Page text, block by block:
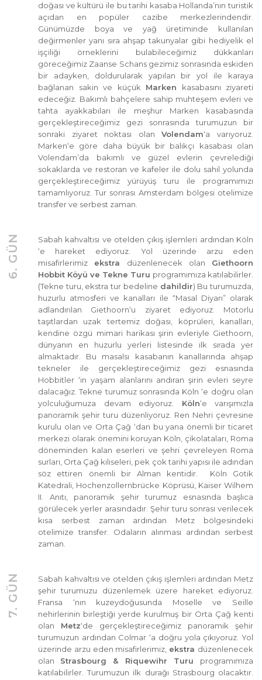
doğası ve kültürü ile bu tarihi kasaba Hollanda’nın turistik
açıdan en popüler cazibe merkezlerindendir.
Günümüzde boya ve yağ üretiminde kullanılan
değirmenler yanı sıra ahşap takunyalar gibi hediyelik el
işçiliği örneklerini bulabileceğimiz dükkanları
göreceğimiz Zaanse Schans gezimiz sonrasında eskiden
bir adayken, doldurularak yapılan bir yol ile karaya
bağlanan sakin ve küçük Marken kasabasını ziyareti
edeceğiz. Bakımlı bahçelere sahip muhteşem evleri ve
tahta ayakkabıları ile meşhur Marken kasabasında
gerçekleştireceğimiz gezi sonrasında turumuzun bir
sonraki ziyaret noktası olanVolendam‘a varıyoruz.
Marken‘e göre daha büyük bir balıkçı kasabası olan
Volendam’da bakımlı ve güzel evlerin çevrelediği
sokaklarda ve restoran ve kafeler ile dolu sahil yolunda
gerçekleştireceğimiz yürüyüş turu ile programımızı
tamamlıyoruz. Tur sonrası Amsterdam bölgesi otelimize
transfer ve serbest zaman.
6. GÜN
Sabah kahvaltısı ve otelden çıkış işlemleri ardından Köln
‘e hareket ediyoruz. Yol üzerinde arzu eden
misafirlerimiz ekstra düzenlenecek olan Giethoorn
Hobbit Köyü ve Tekne Turu programımıza katılabilirler.
(Tekne turu, ekstra tur bedeline dahildir) Bu turumuzda,
huzurlu atmosferi ve kanalları ile “Masal Diyarı” olarak
adlandırılan Giethoorn‘u ziyaret ediyoruz. Motorlu
taşıtlardan uzak tertemiz doğası, köprüleri, kanalları,
kendine özgü mimari harikası şirin evleriyle Giethoorn,
dünyanın en huzurlu yerleri listesinde ilk sırada yer
almaktadır. Bu masalsı kasabanın kanallarında ahşap
tekneler ile gerçekleştireceğimiz gezi esnasında
Hobbitler ‘in yaşam alanlarını andıran şirin evleri seyre
dalacağız. Tekne turumuz sonrasında Köln ‘e doğru olan
yolculuğumuza devam ediyoruz. Köln‘e varışımızla
panoramik şehir turu düzenliyoruz. Ren Nehri çevresine
kurulu olan ve Orta Çağ ‘dan bu yana önemli bir ticaret
merkezi olarak önemini koruyan Köln, çikolataları, Roma
döneminden kalan eserleri ve şehri çevreleyen Roma
surları, Orta Çağ kiliseleri, pek çok tarihi yapısı ile adından
söz ettiren önemli bir Alman kentidir. Köln Gotik
Katedrali, Hochenzollernbrücke Köprüsü, Kaiser Wilhem
II. Anıtı, panoramik şehir turumuz esnasında başlıca
görülecek yerler arasındadır. Şehir turu sonrası verilecek
kısa serbest zaman ardından Metz bölgesindeki
otelimize transfer. Odaların alınması ardından serbest
zaman.
7. GÜN
Sabah kahvaltısı ve otelden çıkış işlemleri ardından Metz
şehir turumuzu düzenlemek üzere hareket ediyoruz.
Fransa ‘nın kuzeydoğusunda Moselle ve Seille
nehirlerinin birleştiği yerde kurulmuş bir Orta Çağ kenti
olan Metz‘de gerçekleştireceğimiz panoramik şehir
turumuzun ardından Colmar ‘a doğru yola çıkıyoruz. Yol
üzerinde arzu eden misafirlerimiz, ekstra düzenlenecek
olan Strasbourg & Riquewihr Turu programımıza
katılabilirler. Turumuzun ilk durağı Strasbourg olacaktır.